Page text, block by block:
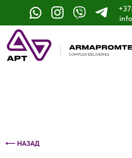
Контактный телефон: +375 (29)
⟵ НАЗАД